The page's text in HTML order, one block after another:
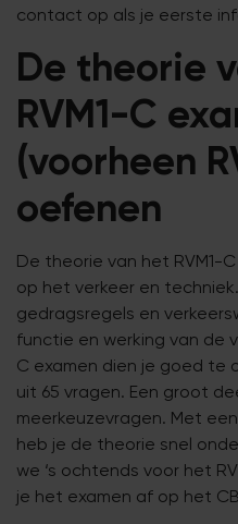
contact op als je eerste
De theorie
RVM1-C
(voorheen
oefenen
De theorie van het RVM1-
op het verkeer en
gedragsregels en
functie en werking van de
C examen dien je goed
uit 65 vragen. Een groot
meerkeuzevragen. Met
heb je de theorie snel
we ‘s ochtends voor het
je het examen af op het